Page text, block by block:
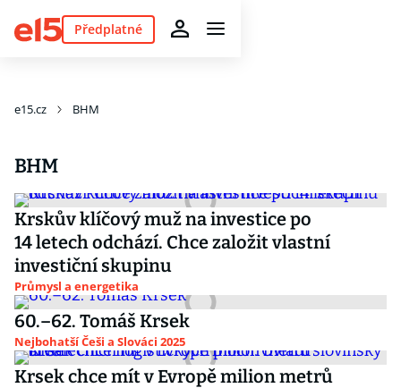
Předplatné
e15.cz BHM
BHM
Krskův klíčový muž na investice po
14 letech odchází. Chce založit vlastní
investiční skupinu
Průmysl a energetika
60.–62. Tomáš Krsek
Nejbohatší Češi a Slováci 2025
Krsek chce mít v Evropě milion metrů